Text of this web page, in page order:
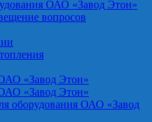
ОАО «Завод Этон»
вопросов
«Завод Этон»
«Завод Этон»
оборудования ОАО «Завод